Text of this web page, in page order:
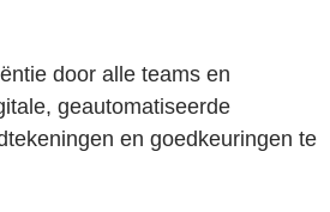
door alle teams en
geautomatiseerde
en goedkeuringen te